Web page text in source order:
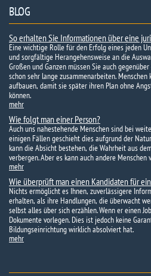
BLOG
So erhalten Sie Informationen über eine
Eine wichtige Rolle für den Erfolg eines jeden
und sorgfältige Herangehensweise an die
Großen und Ganzen müssen Sie auch
schon sehr lange zusammenarbeiten.
aufbauen, damit sie später ihren Plan ohne
können.
mehr
Wie folgt man einer Person?
Auch uns nahestehende Menschen sind bei
einigen Fällen geschieht dies aufgrund der
kann die Absicht bestehen, die Wahrheit aus
verbergen. Aber es kann auch andere Menschen
mehr
Wie überprüft man einen Kandidaten für
Nichts ermöglicht es Ihnen, zuverlässigere
erhalten, als ihre Handlungen, die überwacht
selbst alles über sich erzählen. Wenn er einen
Dokumente vorlegen. Dies ist jedoch keine
Bildungseinrichtung wirklich absolviert hat.
mehr